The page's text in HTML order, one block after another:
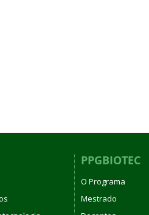
PPGBIOTEC
O Programa
Mestrado